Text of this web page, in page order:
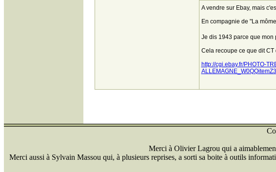
A vendre sur Ebay, mais
En compagnie de "La
Je dis 1943 parce que mon
Cela recoupe ce que dit
http://cgi.ebay.fr/PHOTO-
Merci à Olivier Lagrou qui a
Merci aussi à Sylvain Massou qui, à plusieurs reprises, a sorti sa boite à outils